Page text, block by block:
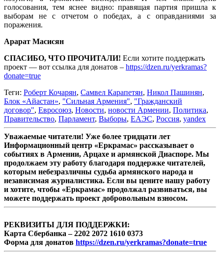
голосования, тем яснее видно: правящая партия пришла к
выборам не с отчетом о победах, а с оправданиями за
поражения.
Арарат Масисян
СПАСИБО, ЧТО ПРОЧИТАЛИ! Если хотите поддержать
проект — вот ссылка для донатов – https://dzen.ru/yerkramas?
donate=true
Теги: Роберт Кочарян, Самвел Карапетян, Никол Пашинян,
Блок «Айастан», "Сильная Армения", "Гражданский
договор", Евросоюз, Новости, новости Армении, Политика,
Правительство, Парламент, Выборы, ЕАЭС, Россия, yandex
Уважаемые читатели! Уже более тридцати лет
Информационный центр «Еркрамас» рассказывает о
событиях в Армении, Арцахе и армянской Диаспоре. Мы
продолжаем эту работу благодаря поддержке читателей,
которым небезразличны судьба армянского народа и
независимая журналистика. Если вы цените нашу работу
и хотите, чтобы «Еркрамас» продолжал развиваться, вы
можете поддержать проект добровольным взносом.
РЕКВИЗИТЫ ДЛЯ ПОДДЕРЖКИ:
Карта Сбербанка – 2202 2072 1610 0373
Форма для донатов https://dzen.ru/yerkramas?donate=true